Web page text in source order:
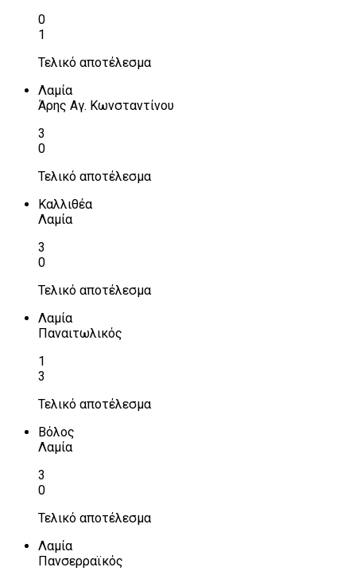
0
1
Τελικό αποτέλεσμα
Λαμία
Άρης Αγ. Κωνσταντίνου
3
0
Τελικό αποτέλεσμα
Καλλιθέα
Λαμία
3
0
Τελικό αποτέλεσμα
Λαμία
Παναιτωλικός
1
3
Τελικό αποτέλεσμα
Βόλος
Λαμία
3
0
Τελικό αποτέλεσμα
Λαμία
Πανσερραϊκός